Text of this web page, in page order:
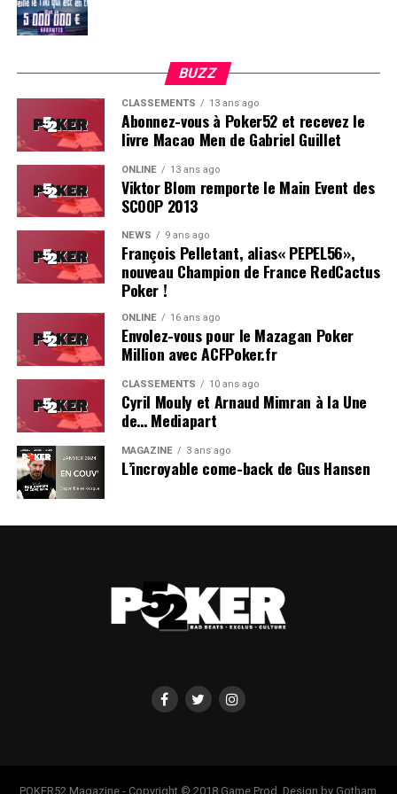
Soleau à gauche, sorti par Logghe au centre
BUZZ
CLASSEMENTS 13 ans ago
Abonnez-vous à Poker52 et recevez le
livre Macao Men de Gabriel Guillet
ONLINE 13 ans ago
Viktor Blom remporte le Main Event des
SCOOP 2013
NEWS 9 ans ago
François Pelletant, alias« PEPEL56»,
nouveau Champion de France RedCactus
Poker !
ONLINE 16 ans ago
Envolez-vous pour le Mazagan Poker
Million avec ACFPoker.fr
CLASSEMENTS 10 ans ago
Cyril Mouly et Arnaud Mimran à la Une
de… Mediapart
MAGAZINE 3 ans ago
L’incroyable come-back de Gus Hansen
POKER52 Magazine - Copyright © 2018 Game Prod. Design by Gotham